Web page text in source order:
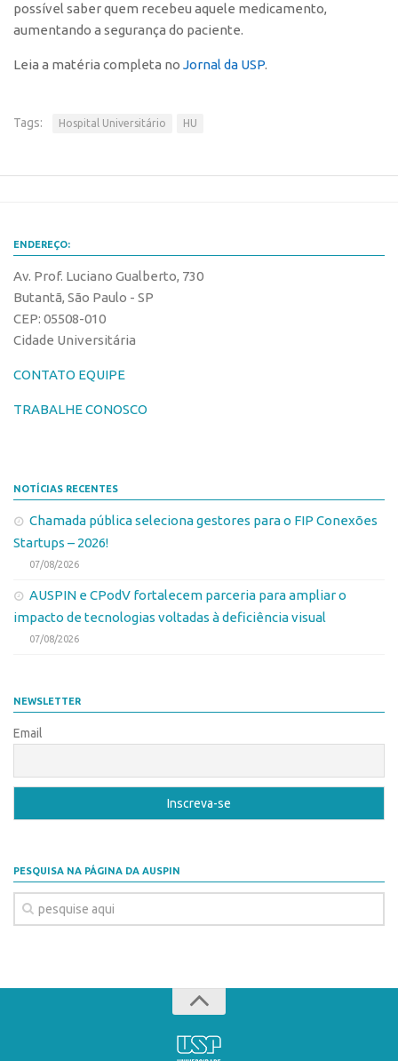
possível saber quem recebeu aquele medicamento,
aumentando a segurança do paciente.
Leia a matéria completa no Jornal da USP.
Tags: Hospital Universitário HU
ENDEREÇO:
Av. Prof. Luciano Gualberto, 730
Butantã, São Paulo - SP
CEP: 05508-010
Cidade Universitária
CONTATO EQUIPE
TRABALHE CONOSCO
NOTÍCIAS RECENTES
Chamada pública seleciona gestores para o FIP Conexões
Startups – 2026!
07/08/2026
AUSPIN e CPodV fortalecem parceria para ampliar o
impacto de tecnologias voltadas à deficiência visual
07/08/2026
NEWSLETTER
Email
PESQUISA NA PÁGINA DA AUSPIN